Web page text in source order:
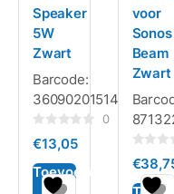
Speaker
5W
Zwart
Barcode:
3609020151418
0
5
0
€13,05
Toevoegen
aan
voor
Sonos
Beam
Zwart
0
uit
5
€